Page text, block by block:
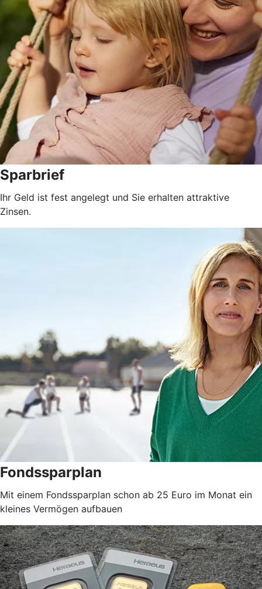
Sparbrief
Ihr Geld ist fest angelegt und Sie erhalten attraktive
Zinsen.
Fondssparplan
Mit einem Fondssparplan schon ab 25 Euro im Monat ein
kleines Vermögen aufbauen